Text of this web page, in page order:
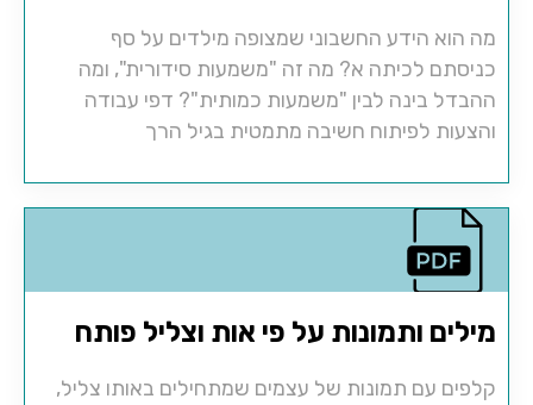
מה הוא הידע החשבוני שמצופה מילדים על סף
כניסתם לכיתה א? מה זה "משמעות סידורית", ומה
ההבדל בינה לבין "משמעות כמותית"? דפי עבודה
והצעות לפיתוח חשיבה מתמטית בגיל הרך
מילים ותמונות על פי אות וצליל פותח
קלפים עם תמונות של עצמים שמתחילים באותו צליל,